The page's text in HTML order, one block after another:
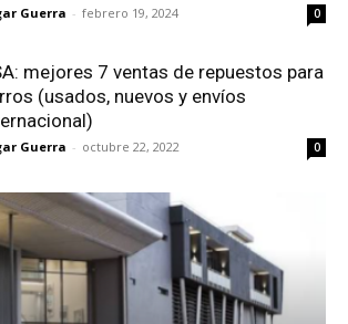
Guerra - febrero 19, 2024 0
mejores 7 ventas de repuestos para
(usados, nuevos y envíos
Guerra - octubre 22, 2022 0